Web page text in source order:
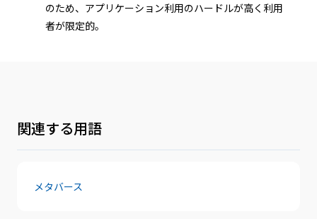
のため、アプリケーション利用のハードルが高く利用
者が限定的。
関連する用語
メタバース